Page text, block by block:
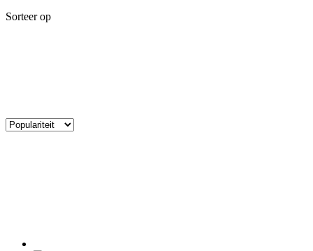
Sorteer op